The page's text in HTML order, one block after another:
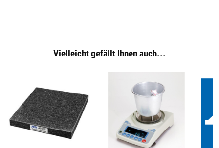
Vielleicht gefällt Ihnen auch...